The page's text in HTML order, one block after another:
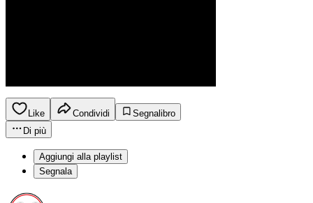
Like Condividi
Segnalibro
Di più
Aggiungi alla playlist
Segnala